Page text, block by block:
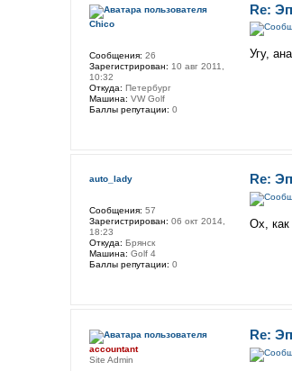
Re:
Угу,
Chico
Сообщения: 26
Зарегистрирован: 10 авг 2011,
10:32
Откуда: Петербург
Машина: VW Golf
Баллы репутации: 0
Re:
Ох,
auto_lady
Сообщения: 57
Зарегистрирован: 06 окт 2014,
18:23
Откуда: Брянск
Машина: Golf 4
Баллы репутации: 0
Re:
accountant
Site Admin